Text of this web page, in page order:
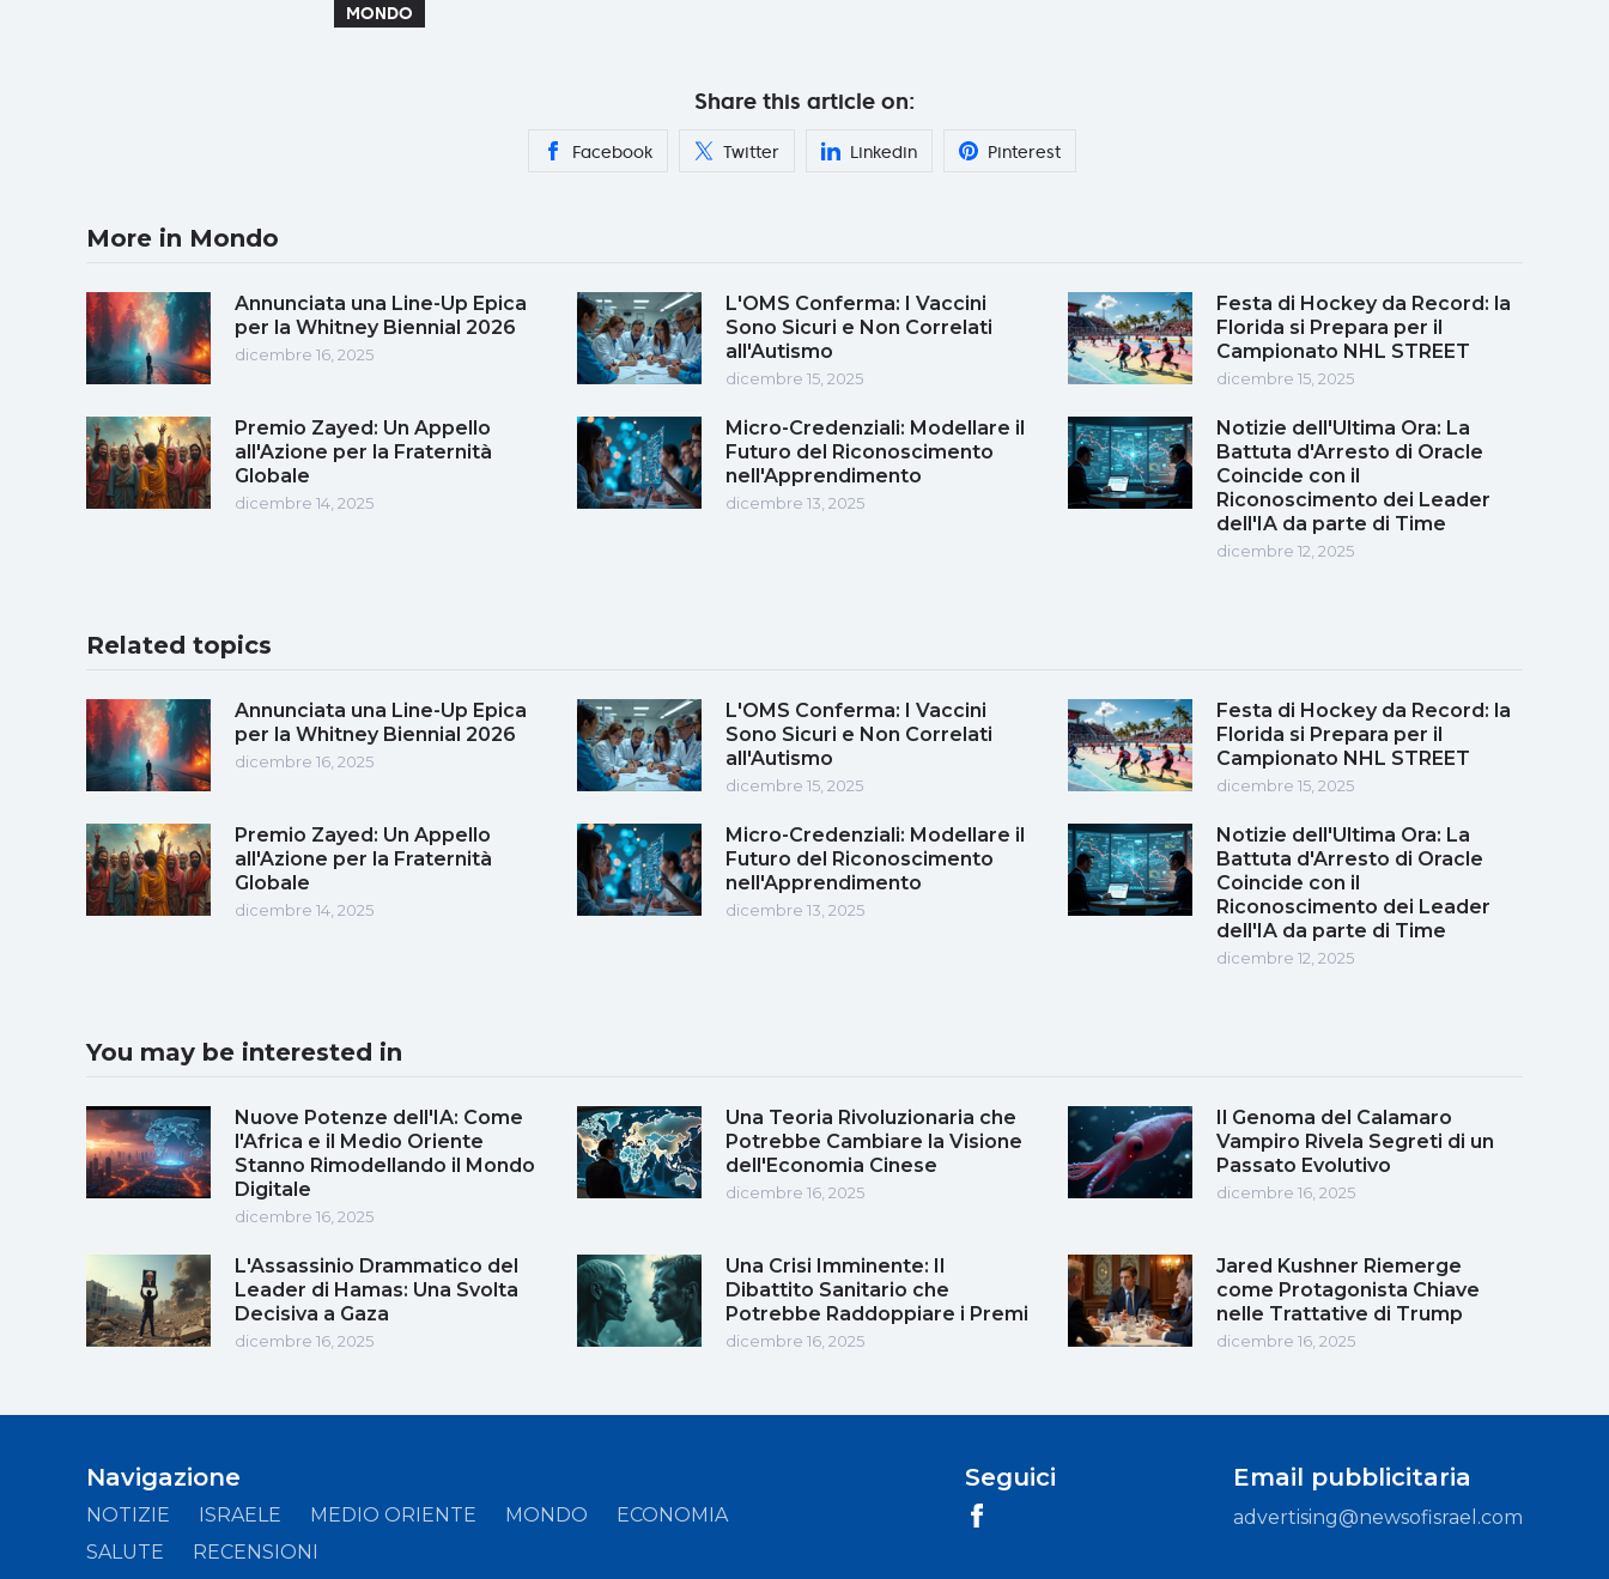
MONDO
Share this article on:
Facebook Twitter Linkedin Pinterest
More in Mondo
Annunciata una Line-Up Epica
per la Whitney Biennial 2026
dicembre 16, 2025
L'OMS Conferma: I Vaccini
Sono Sicuri e Non Correlati
all'Autismo
dicembre 15, 2025
Festa di Hockey da Record: la
Florida si Prepara per il
Campionato NHL STREET
dicembre 15, 2025
Premio Zayed: Un Appello
all'Azione per la Fraternità
Globale
dicembre 14, 2025
Micro-Credenziali: Modellare il
Futuro del Riconoscimento
nell'Apprendimento
dicembre 13, 2025
Notizie dell'Ultima Ora: La
Battuta d'Arresto di Oracle
Coincide con il
Riconoscimento dei Leader
dell'IA da parte di Time
dicembre 12, 2025
Related topics
Annunciata una Line-Up Epica
per la Whitney Biennial 2026
dicembre 16, 2025
L'OMS Conferma: I Vaccini
Sono Sicuri e Non Correlati
all'Autismo
dicembre 15, 2025
Festa di Hockey da Record: la
Florida si Prepara per il
Campionato NHL STREET
dicembre 15, 2025
Premio Zayed: Un Appello
all'Azione per la Fraternità
Globale
dicembre 14, 2025
Micro-Credenziali: Modellare il
Futuro del Riconoscimento
nell'Apprendimento
dicembre 13, 2025
Notizie dell'Ultima Ora: La
Battuta d'Arresto di Oracle
Coincide con il
Riconoscimento dei Leader
dell'IA da parte di Time
dicembre 12, 2025
You may be interested in
Nuove Potenze dell'IA: Come
l'Africa e il Medio Oriente
Stanno Rimodellando il Mondo
Digitale
dicembre 16, 2025
Una Teoria Rivoluzionaria che
Potrebbe Cambiare la Visione
dell'Economia Cinese
dicembre 16, 2025
Il Genoma del Calamaro
Vampiro Rivela Segreti di un
Passato Evolutivo
dicembre 16, 2025
L'Assassinio Drammatico del
Leader di Hamas: Una Svolta
Decisiva a Gaza
dicembre 16, 2025
Una Crisi Imminente: Il
Dibattito Sanitario che
Potrebbe Raddoppiare i Premi
dicembre 16, 2025
Jared Kushner Riemerge
come Protagonista Chiave
nelle Trattative di Trump
dicembre 16, 2025
Navigazione
NOTIZIE ISRAELE MEDIO ORIENTE MONDO
ECONOMIA
SALUTE
RECENSIONI
Seguici Email pubblicitaria
advertising@newsofisrael.com